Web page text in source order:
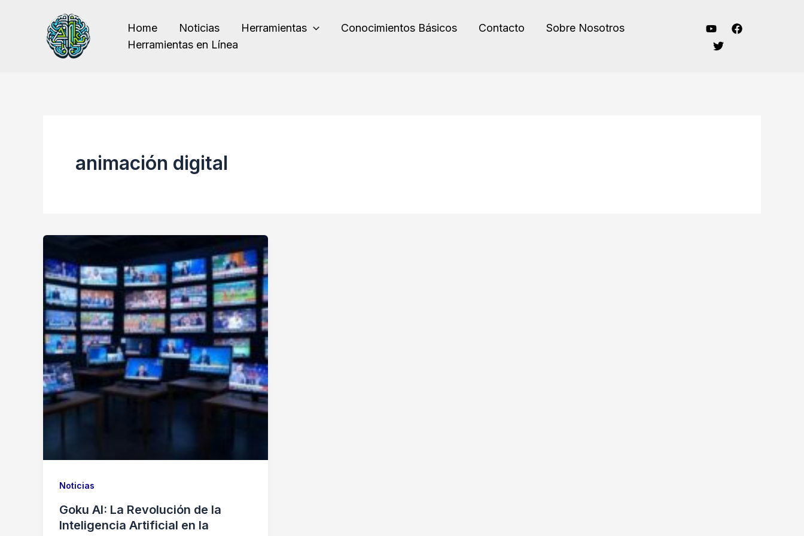
contenido
Home Noticias Herramientas Conocimientos Básicos Contacto
Sobre Nosotros
Herramientas en Línea
animación digital
Noticias
Goku AI: La Revolución de la
Inteligencia Artificial en la